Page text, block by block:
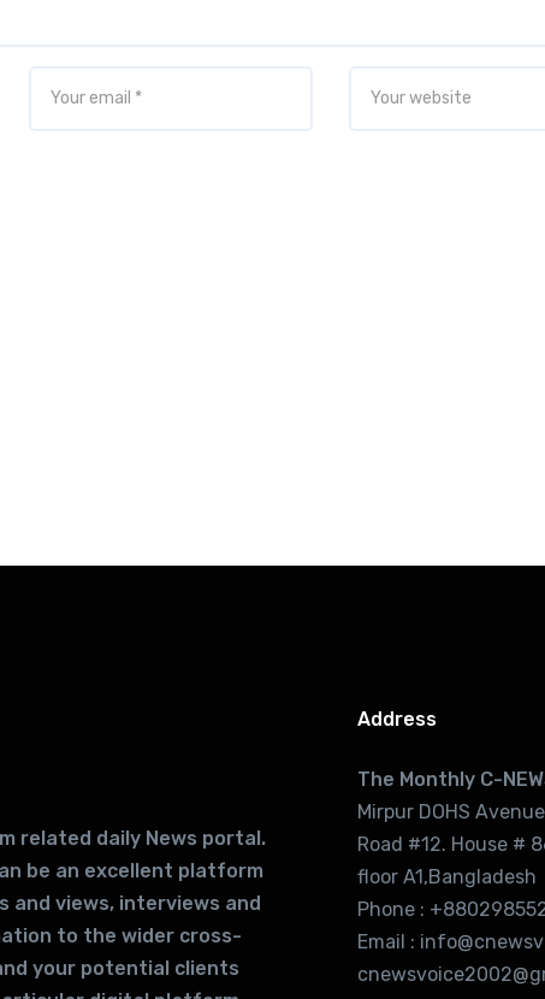
related daily News portal.
be an excellent platform
and views, interviews and
to the wider cross-
your potential clients
Address
The Monthly C-
Mirpur DOHS
Road #12. House #
floor A1,Bangladesh
Phone :
Email :